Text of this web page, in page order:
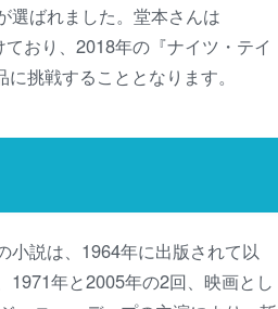
選ばれました。堂本さんは
おり、2018年の『ナイツ・テイ
挑戦することとなります。
小説は、1964年に出版されて以
1971年と2005年の2回、映画とし